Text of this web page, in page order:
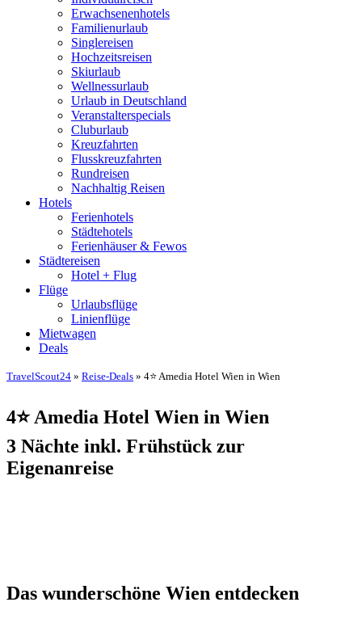
Erwachsenenhotels
Familienurlaub
Singlereisen
Hochzeitsreisen
Skiurlaub
Wellnessurlaub
Urlaub in Deutschland
Veranstalterspecials
Cluburlaub
Kreuzfahrten
Flusskreuzfahrten
Rundreisen
Nachhaltig Reisen
Hotels
Ferienhotels
Städtehotels
Ferienhäuser & Fewos
Städtereisen
Hotel + Flug
Flüge
Urlaubsflüge
Linienflüge
Mietwagen
Deals
TravelScout24 » Reise-Deals » 4⭐ Amedia Hotel Wien in Wien
4⭐ Amedia Hotel Wien in Wien
3 Nächte inkl. Frühstück zur
Eigenanreise
Das wunderschöne Wien entdecken